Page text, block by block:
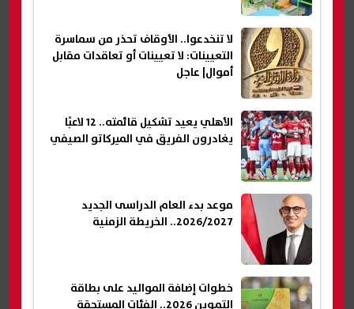
لا تنخدعوا.. الأوقاف تحذر من سماسرة
التعيينات: لا تعيينات أو تعاقدات مقابل
أموال| عاجل
الأهلي يعيد تشكيل قائمته.. 12 لاعبًا
يغادرون الفريق في الميركاتو الصيفي
موعد بدء العام الدراسى الجديد
2026/2027.. الخريطة الزمنية
خطوات إضافة المواليد على بطاقة
التموين 2026.. الفئات المستحقة